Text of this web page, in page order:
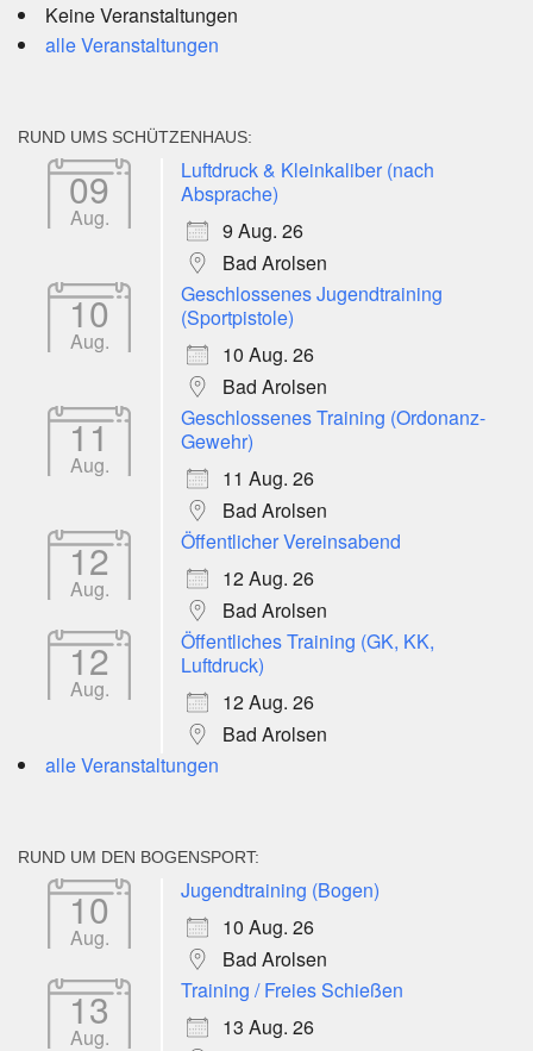
Keine Veranstaltungen
alle Veranstaltungen
RUND UMS SCHÜTZENHAUS:
09
Aug.
Luftdruck & Kleinkaliber (nach
Absprache)
9 Aug. 26
Bad Arolsen
10
Aug.
Geschlossenes Jugendtraining
(Sportpistole)
10 Aug. 26
Bad Arolsen
11
Aug.
Geschlossenes Training (Ordonanz-
Gewehr)
11 Aug. 26
Bad Arolsen
12
Aug.
Öffentlicher Vereinsabend
12 Aug. 26
Bad Arolsen
12
Aug.
Öffentliches Training (GK, KK,
Luftdruck)
12 Aug. 26
Bad Arolsen
alle Veranstaltungen
RUND UM DEN BOGENSPORT:
10
Aug.
Jugendtraining (Bogen)
10 Aug. 26
Bad Arolsen
13
Aug.
Training / Freies Schießen
13 Aug. 26